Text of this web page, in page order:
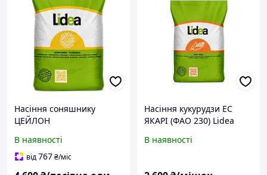
Насіння соняшнику
ЦЕЙЛОН
В наявності
від767₴/міс
Насіння кукурудзи ЕС
ЯКАРІ (ФАО 230) Lidea
В наявності